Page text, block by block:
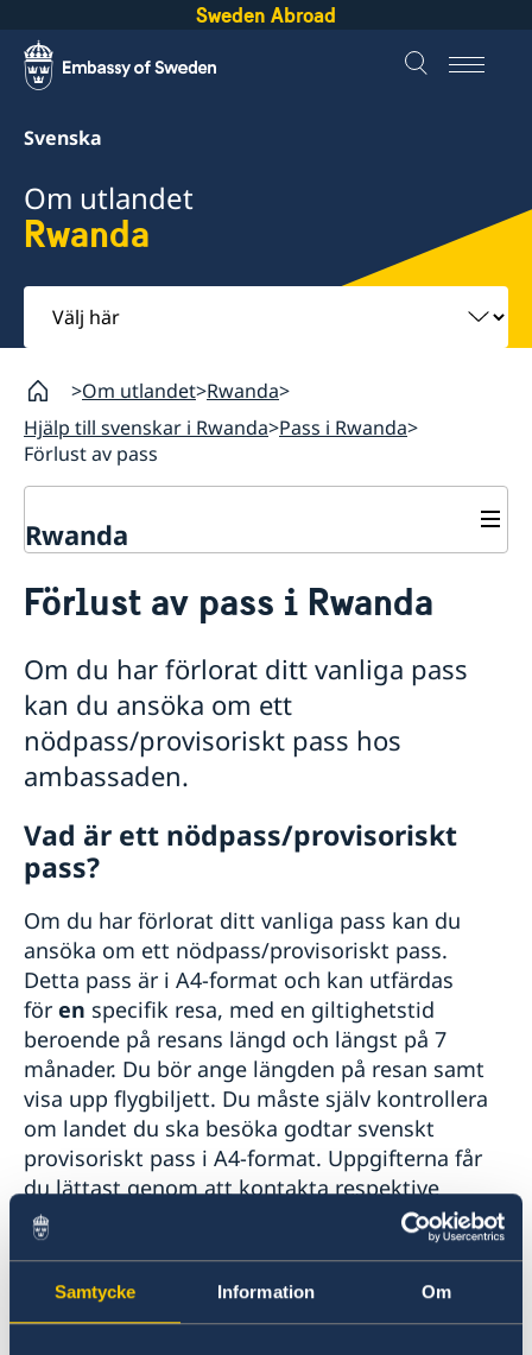
Samtycke Information Om
Sweden Abroad
Svenska
Om utlandet
Rwanda
Välj
här
Om utlandet Rwanda
Hjälp till svenskar i Rwanda Pass i Rwanda
Förlust av pass
Rwanda
Hjälp till svenskar i Rwanda
Pass i Rwanda
Förlust av pass
Förnyelse av pass för vuxna
Ansökan om pass för barn under 18 år
Provisoriskt pass
Samordningsnummer
Akut hjälp
Vad kan du få hjälp med?
Om du blir sjuk eller råkar ut för en olycka
Ekonomisk support
Arv i Rwanda
Svenskt medborgarskap i Rwanda
Dubbelt medborgarskap
Registrera nyfödd utomlands
Gifta sig utomlands
Reseinformation
Ambassadens reseinformation
Aktuella händelser
Allmänna säkerhetsläget
Naturförhållanden och katastrofer
Hälso- och sjukvård
Lokala lagar och sedvänjor
Kriminalitet och personlig säkerhet
Trafiksäkerhet
Terrorism
In- och utresebestämmelser
Om olyckan är framme
Kriser och katastrofer
Service för svenska företag
Handel med utlandet
Ekonomisk basfakta
Anmäla handelshinder
Utvecklingssamarbete
Openaid
Förlust av pass i Rwanda
Om du har förlorat ditt vanliga pass
kan du ansöka om ett
nödpass/provisoriskt pass hos
ambassaden.
Vad är ett nödpass/provisoriskt
pass?
Om du har förlorat ditt vanliga pass kan du
ansöka om ett nödpass/provisoriskt pass.
Detta pass är i A4-format och kan utfärdas
för en specifik resa, med en giltighetstid
beroende på resans längd och längst på 7
månader. Du bör ange längden på resan samt
visa upp flygbiljett. Du måste själv kontrollera
om landet du ska besöka godtar svenskt
provisoriskt pass i A4-format. Uppgifterna får
du lättast genom att kontakta respektive
ambassad eller resebyrå.
Vad krävs vid ansökan om
provisoriskt pass?